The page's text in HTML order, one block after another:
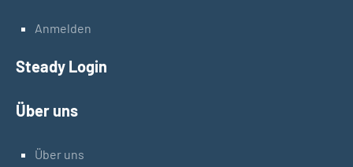
Anmelden
Steady Login
Über uns
Über uns